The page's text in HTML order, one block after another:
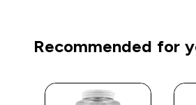
Recommended for